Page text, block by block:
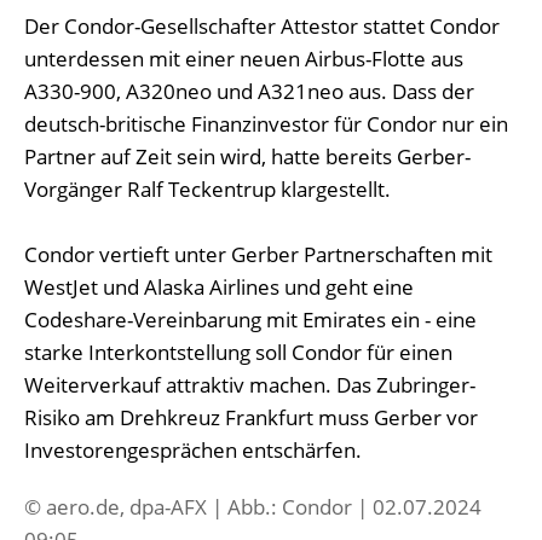
Der Condor-Gesellschafter Attestor stattet Condor
unterdessen mit einer neuen Airbus-Flotte aus
A330-900, A320neo und A321neo aus. Dass der
deutsch-britische Finanzinvestor für Condor nur ein
Partner auf Zeit sein wird, hatte bereits Gerber-
Vorgänger Ralf Teckentrup klargestellt.
Condor vertieft unter Gerber Partnerschaften mit
WestJet und Alaska Airlines und geht eine
Codeshare-Vereinbarung mit Emirates ein - eine
starke Interkontstellung soll Condor für einen
Weiterverkauf attraktiv machen. Das Zubringer-
Risiko am Drehkreuz Frankfurt muss Gerber vor
Investorengesprächen entschärfen.
© aero.de, dpa-AFX | Abb.: Condor | 02.07.2024